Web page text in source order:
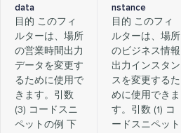
data
目的 このフィ
ルターは、場所
の営業時間出力
データを変更す
るために使用で
きます。引数
(3) コードスニ
ペットの例 下
nstance
目的 このフィ
ルターは、場所
のビジネス情報
出力インスタン
スを変更するた
めに使用できま
す。引数 (1) コ
ードスニペット